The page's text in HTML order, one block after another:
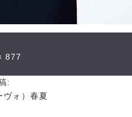
877
:
ォ）春夏